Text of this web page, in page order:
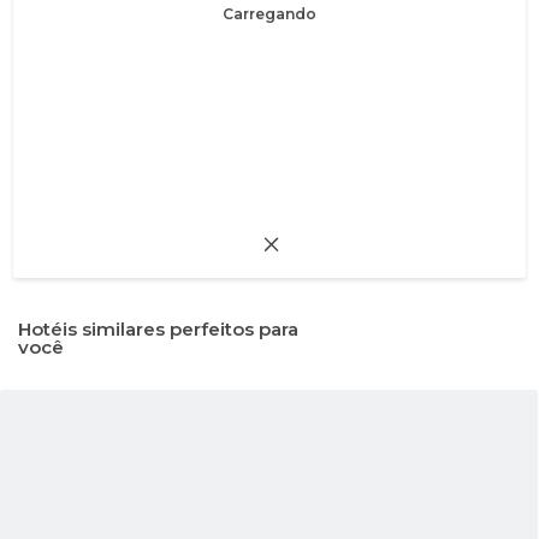
Carregando
Hotéis similares perfeitos para
você